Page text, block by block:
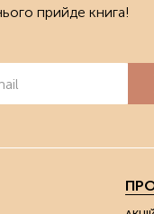
прийде книга!